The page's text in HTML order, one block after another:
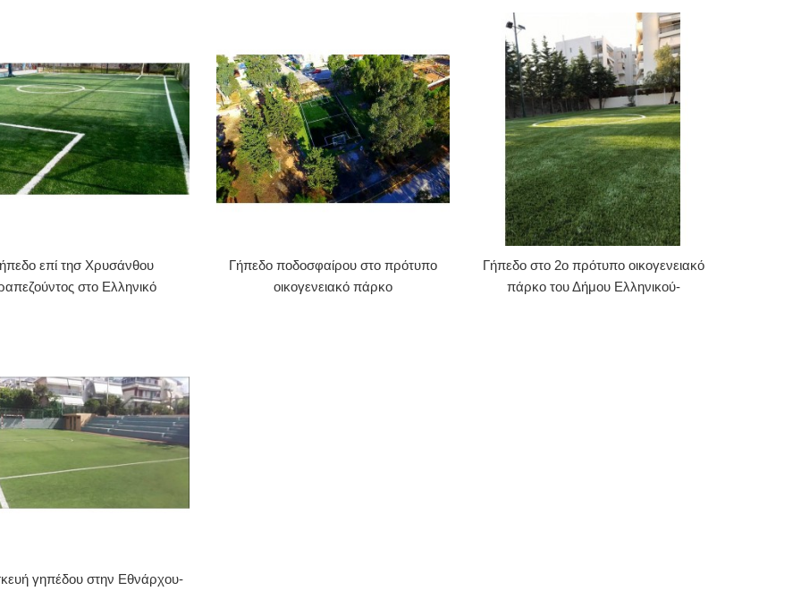
επί τησ Χρυσάνθου
στο Ελληνικό
Γήπεδο ποδοσφαίρου στο πρότυπο
οικογενειακό πάρκο
Γήπεδο στο 2ο πρότυπο οικογενειακό
πάρκο του Δήμου Ελληνικού-
γηπέδου στην Εθνάρχου-